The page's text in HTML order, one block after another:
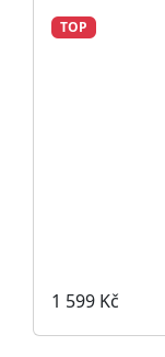
TOP
1 599 Kč